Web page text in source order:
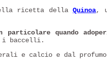
ricetta dellaQuinoa,
particolare quando
i baccelli.
e calcio e dal